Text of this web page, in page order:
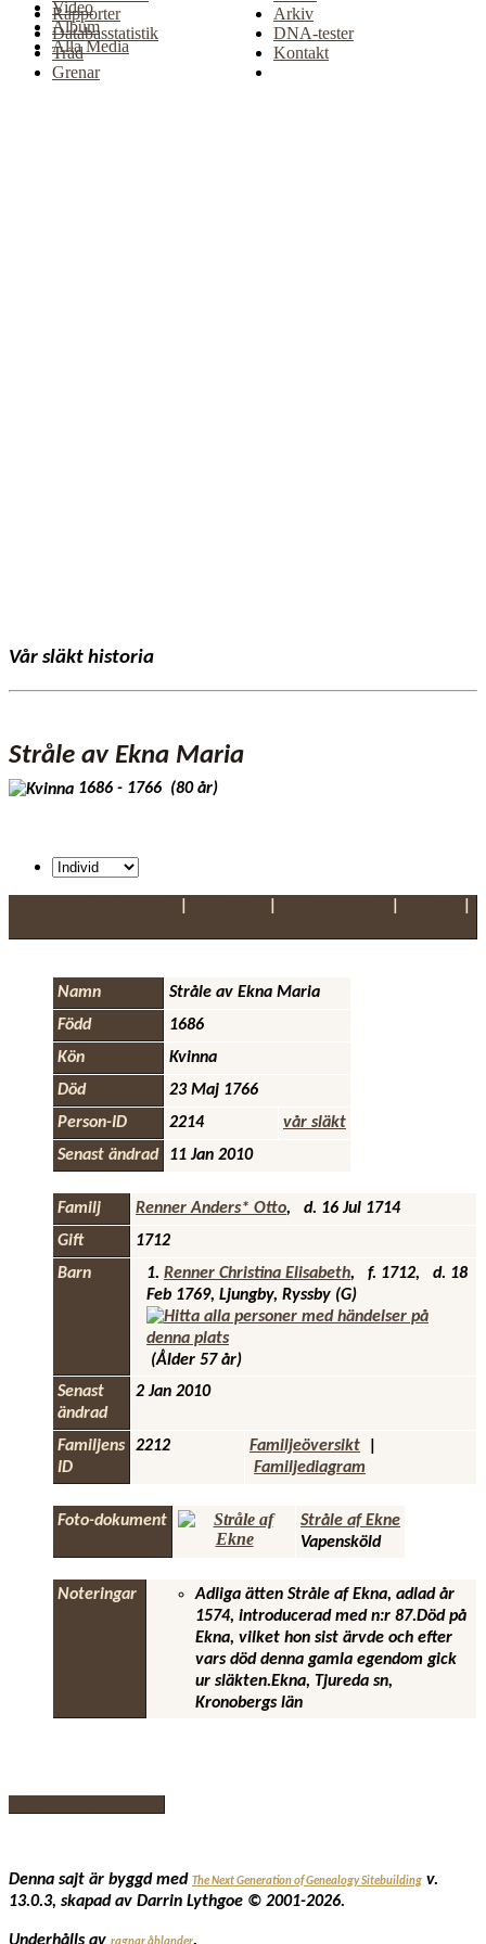
Video
Album
Alla Media
Rapporter
Databasstatistik
Träd
Grenar
Arkiv
DNA-tester
Kontakt
Vår släkt historia
Stråle av Ekna Maria
1686 - 1766 (80 år)
Namn Stråle av Ekna Maria
Född
1686
Kön
Kvinna
Död
23 Maj 1766
Person-ID
2214
vår släkt
Senast ändrad
11 Jan 2010
Familj Renner Anders* Otto, d. 16 Jul 1714
Gift
1712
Barn
1. Renner Christina Elisabeth, f. 1712, d. 18
Feb 1769, Ljungby, Ryssby (G)
(Ålder 57 år)
Senast
ändrad
2 Jan 2010
Familjens
ID
2212 Familjeöversikt
Familjediagram
Foto-dokument
Stråle af Ekne
Vapensköld
Noteringar
Adliga ätten Stråle af Ekna, adlad år
1574, introducerad med n:r 87.Död på
Ekna, vilket hon sist ärvde och efter
vars död denna gamla egendom gick
ur släkten.Ekna, Tjureda sn,
Kronobergs län
Denna sajt är byggd med The Next Generation of Genealogy Sitebuilding v.
13.0.3, skapad av Darrin Lythgoe © 2001-2026.